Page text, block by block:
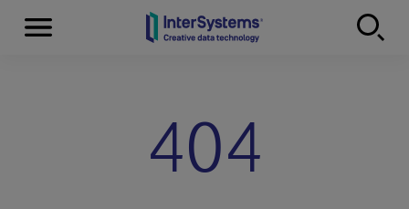
Skip to content
Menu
404